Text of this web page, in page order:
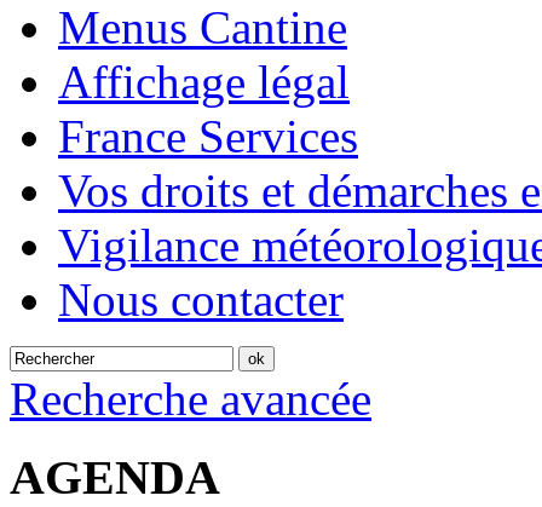
Menus Cantine
Affichage légal
France Services
Vos droits et démarches
Vigilance
Nous contacter
Recherche avancée
AGENDA